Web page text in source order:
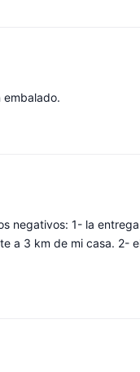
negativos: 1- la
a 3 km de mi casa. 2-